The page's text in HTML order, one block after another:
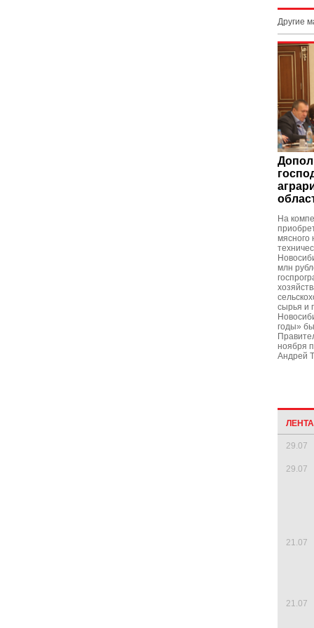
Другие
На
мясного
млн
сырья и
годы»
ноября
Андрей
29.07
29.07
21.07
21.07